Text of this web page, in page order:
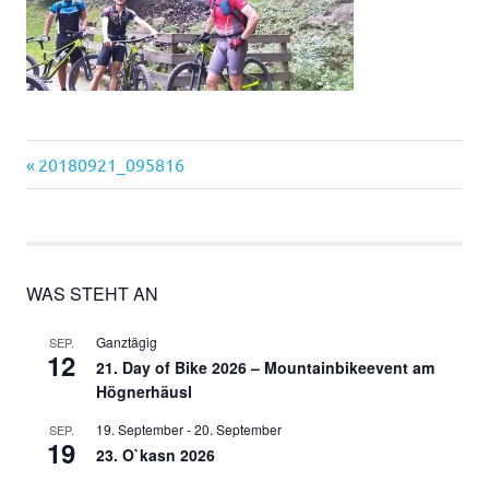
Beitragsnavigation
Vorheriger
Beitrag:
20180921_095816
WAS STEHT AN
SEP.
12
Ganztägig
21. Day of Bike 2026 – Mountainbikeevent am
Högnerhäusl
SEP.
19
19. September-20. September
23. O`kasn 2026